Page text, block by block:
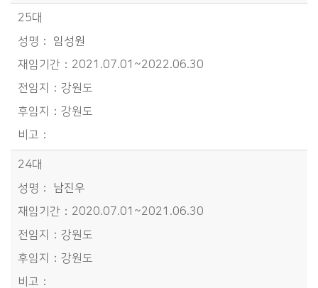
25대
임성원
2021.07.01~2022.06.30
강원도
강원도
24대
남진우
2020.07.01~2021.06.30
강원도
강원도